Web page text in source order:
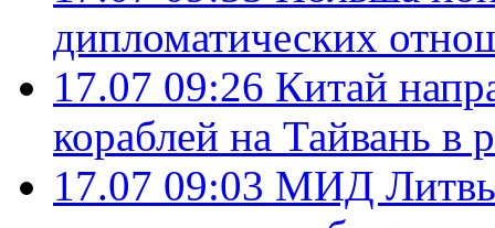
дипломатических
17.07 09:26 Китай
кораблей на Тайвань в
17.07 09:03 МИД Литвы